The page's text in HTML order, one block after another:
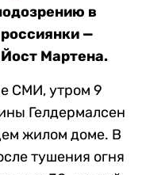
в
—
Мартена.
СМИ, утром 9
Гелдермалсен
жилом доме. В
тушения огня